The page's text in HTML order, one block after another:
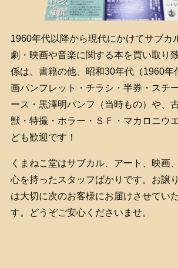
1960年代以降から現代にかけてサブカ
劇・映画や音楽に関する本を買い取り
係は、書籍の他、昭和30年代（1960年
画パンフレット・チラシ・半券・スチ
ース・黒澤明パンフ（当時もの）や、
獣・特撮・ホラー・ＳＦ・マカロニウ
ども歓迎です！
くまねこ堂はサブカル、アート、映画
心を持ったスタッフばかりです。お譲
は大切に次のお客様にお届けさせてい
す。どうぞご安心くださいませ。